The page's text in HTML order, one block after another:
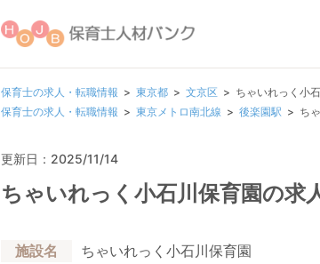
保育士の求人・転職情報 東京都 文京区
ちゃいれっく小
保育士の求人・転職情報
東京メトロ南北線 後楽園駅 ち
更新日：2025/11/14
ちゃいれっく小石川保育園の求
施設名
ちゃいれっく小石川保育園